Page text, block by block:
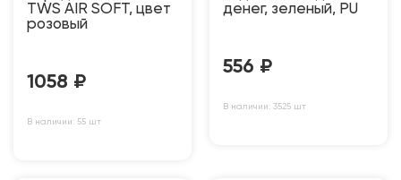
TWS AIR SOFT, цвет
розовый
1058 ₽
В наличии: 55 шт
денег, зеленый, PU
556 ₽
В наличии: 3525 шт